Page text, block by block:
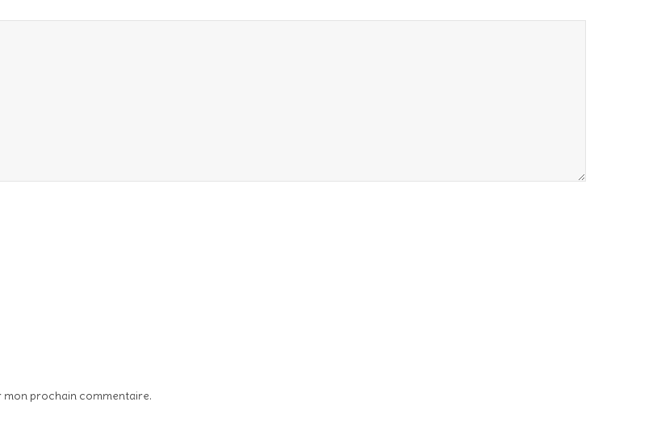
mon prochain commentaire.